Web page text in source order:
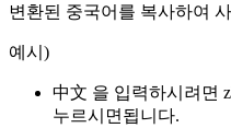
변환된 중국어를 복사하여
예시)
中文 을 입력하시려면
누르시면됩니다.